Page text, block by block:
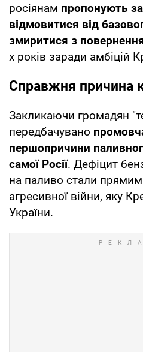
росіянам пропонують
відмовитися від
змиритися з
х років заради амбіцій
Справжня причина
Закликаючи громадян
передбачувано
першопричини
самої Росії. Дефіцит
на паливо стали
агресивної війни, яку
України.